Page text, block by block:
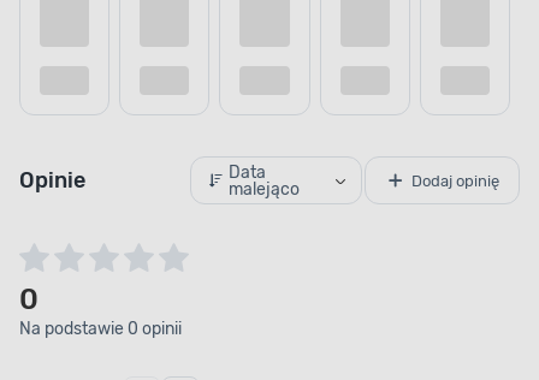
Opinie
Data
malejąco
Dodaj opinię
0
Na podstawie 0 opinii